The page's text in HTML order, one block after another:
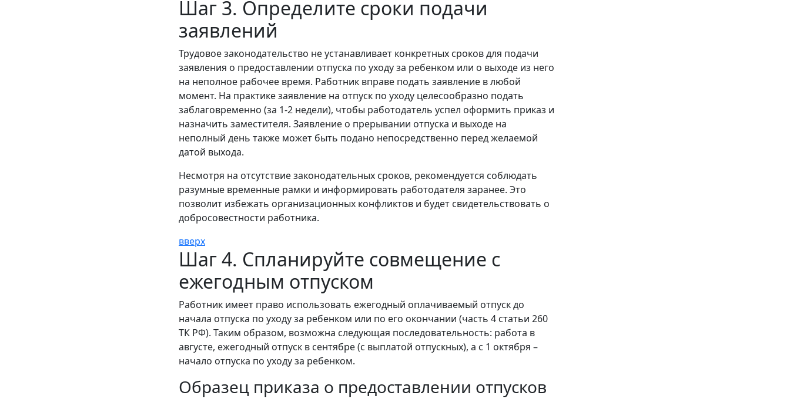
Шаг 3. Определите сроки подачи
заявлений
Трудовое законодательство не устанавливает конкретных сроков для подачи
заявления о предоставлении отпуска по уходу за ребенком или о выходе из него
на неполное рабочее время. Работник вправе подать заявление в любой
момент. На практике заявление на отпуск по уходу целесообразно подать
заблаговременно (за 1-2 недели), чтобы работодатель успел оформить приказ и
назначить заместителя. Заявление о прерывании отпуска и выходе на
неполный день также может быть подано непосредственно перед желаемой
датой выхода.
Несмотря на отсутствие законодательных сроков, рекомендуется соблюдать
разумные временные рамки и информировать работодателя заранее. Это
позволит избежать организационных конфликтов и будет свидетельствовать о
добросовестности работника.
вверх
Шаг 4. Спланируйте совмещение с
ежегодным отпуском
Работник имеет право использовать ежегодный оплачиваемый отпуск до
начала отпуска по уходу за ребенком или по его окончании (часть 4 статьи 260
ТК РФ). Таким образом, возможна следующая последовательность: работа в
августе, ежегодный отпуск в сентябре (с выплатой отпускных), а с 1 октября –
начало отпуска по уходу за ребенком.
Образец приказа о предоставлении отпусков